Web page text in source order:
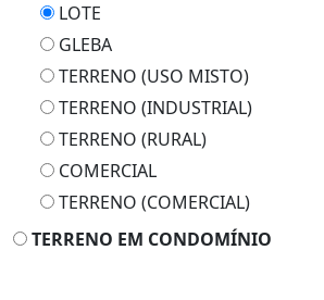
LOTE
GLEBA
TERRENO (USO MISTO)
TERRENO (INDUSTRIAL)
TERRENO (RURAL)
COMERCIAL
TERRENO (COMERCIAL)
TERRENO EM CONDOMÍNIO